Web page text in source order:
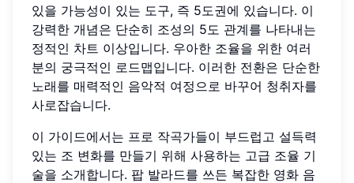
있을 가능성이 있는 도구, 즉 5도권에 있습니다. 이
강력한 개념은 단순히 조성의 5도 관계를 나타내는
정적인 차트 이상입니다. 우아한 조율을 위한 여러
분의 궁극적인 로드맵입니다. 이러한 전환은 단순한
노래를 매력적인 음악적 여정으로 바꾸어 청취자를
사로잡습니다.
이 가이드에서는 프로 작곡가들이 부드럽고 설득력
있는 조 변화를 만들기 위해 사용하는 고급 조율 기
술을 소개합니다. 팝 발라드를 쓰든 복잡한 영화 음